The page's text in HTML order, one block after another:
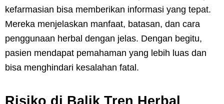
kefarmasian bisa memberikan informasi yang tepat.
Mereka menjelaskan manfaat, batasan, dan cara
penggunaan herbal dengan jelas. Dengan begitu,
pasien mendapat pemahaman yang lebih luas dan
bisa menghindari kesalahan fatal.
Risiko di Balik Tren Herbal